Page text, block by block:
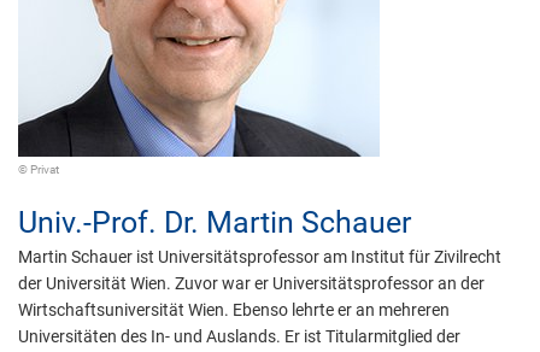
© Privat
Univ.-Prof. Dr. Martin Schauer
Martin Schauer ist Universitätsprofessor am Institut für Zivilrecht
der Universität Wien. Zuvor war er Universitätsprofessor an der
Wirtschaftsuniversität Wien. Ebenso lehrte er an mehreren
Universitäten des In- und Auslands. Er ist Titularmitglied der